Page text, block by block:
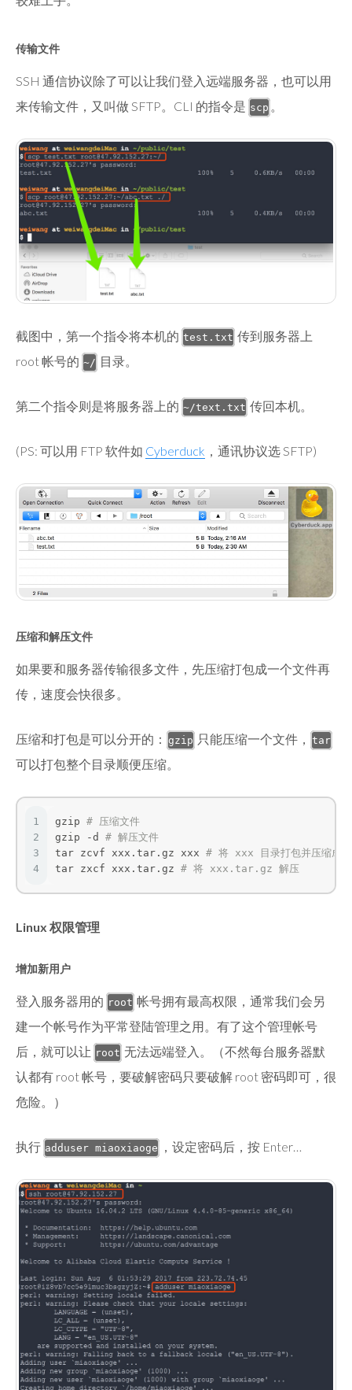
传输文件
SSH 通信协议除了可以让我们登入远端服务器，也可以用
来传输文件，又叫做 SFTP。CLI 的指令是 scp 。
截图中，第一个指令将本机的 test.txt 传到服务器上
root 帐号的 ~/ 目录。
第二个指令则是将服务器上的 ~/text.txt 传回本机。
(PS: 可以用 FTP 软件如 Cyberduck ，通讯协议选 SFTP)
压缩和解压文件
如果要和服务器传输很多文件，先压缩打包成一个文件再
传，速度会快很多。
压缩和打包是可以分开的： gzip 只能压缩一个文件， tar
可以打包整个目录顺便压缩。
1
2
3
4
gzip # 压缩文件
gzip -d # 解压文件
tar zcvf xxx.tar.gz xxx # 将 xxx 目录打包并压缩
tar zxcf xxx.tar.gz # 将 xxx.tar.gz 解压
Linux 权限管理
增加新用户
登入服务器用的 root 帐号拥有最高权限，通常我们会另
建一个帐号作为平常登陆管理之用。有了这个管理帐号
后，就可以让 root 无法远端登入。（不然每台服务器默
认都有 root 帐号，要破解密码只要破解 root 密码即可，很
危险。）
执行 adduser miaoxiaoge ，设定密码后，按 Enter…